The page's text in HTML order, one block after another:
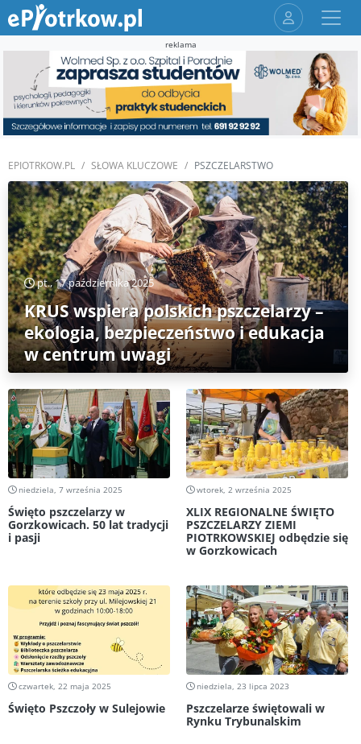
reklama
EPIOTRKOW.PL SŁOWA KLUCZOWE PSZCZELARSTWO
pt., 17 października 2025
KRUS wspiera polskich pszczelarzy –
ekologia, bezpieczeństwo i edukacja
w centrum uwagi
niedziela, 7 września 2025
Święto pszczelarzy w
Gorzkowicach. 50 lat tradycji
i pasji
wtorek, 2 września 2025
XLIX REGIONALNE ŚWIĘTO
PSZCZELARZY ZIEMI
PIOTRKOWSKIEJ odbędzie się
w Gorzkowicach
czwartek, 22 maja 2025
Święto Pszczoły w Sulejowie
niedziela, 23 lipca 2023
Pszczelarze świętowali w
Rynku Trybunalskim